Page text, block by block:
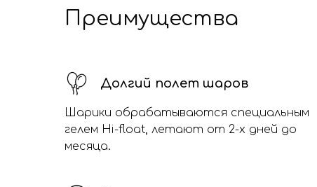
Преимущества
Долгий полет шаров
Шарики обрабатываются специальным
гелем Hi-float, летают от 2-х дней до
месяца.